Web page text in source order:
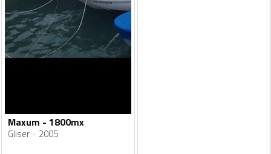
Maxum - 1800mx
Gliser 2005